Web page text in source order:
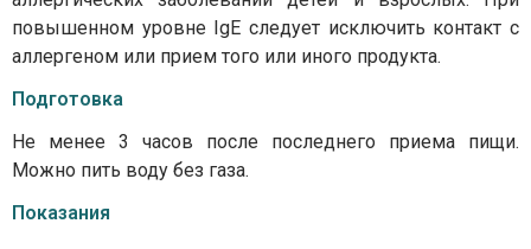
повышенном уровне IgE следует исключить контакт с
аллергеном или прием того или иного продукта.
Подготовка
Не менее 3 часов после последнего приема пищи.
Можно пить воду без газа.
Показания